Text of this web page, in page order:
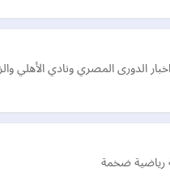
المصري ونادي الأهلي
رياضية ضخمة